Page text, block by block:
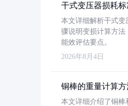
干式变压器损耗
本文详细解析干式变
骤说明变损计算方法
能效评估要点。
2026年8月4日
铜棒的重量计算
本文详细介绍了铜棒